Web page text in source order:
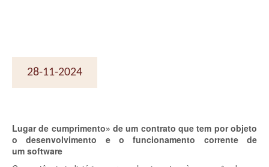
28-11-2024
Lugar de cumprimento» de um contrato que tem por objeto
o desenvolvimento e o funcionamento corrente de
um software